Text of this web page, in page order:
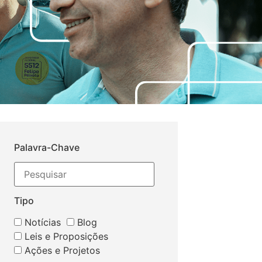
Palavra-Chave
Tipo
Notícias
Blog
Leis e Proposições
Ações e Projetos